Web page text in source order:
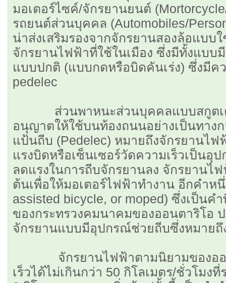
มอเตอร์ไซค์/จักรยานยนต์
รถยนต์ส่วนบุคคล (Automobiles/
น่าส่งเสริมรองจากจักรยานสองล้อแบ
จักรยานไฟฟ้าที่ใช้ในเมือง ซึ่งมีทั้งแบบ
แบบปกติ (แบบกดหรือบิดคันเร่ง) ซึ่งมีค
pedelec
ส่วนพาหนะส่วนบุคคลแบบสกูตเต
อนุญาตให้ใช้บนท้องถนนอย่างเป็นทาง
แป้นถีบ (Pedelec) หมายถึงจักรยานไฟ
แรงบิดหรือเซ็นเซอร์วัดความเร็วเป็น
ลดแรงในการถีบจักรยานลง จักรยานไ
ต้นเพื่อให้มอเตอร์ไฟฟ้าทำงาน อีกคำห
assisted bicycle, or moped) ซึ่งเป็นค
ของกระทรวงคมนาคมของออนตาริโอ
จักรยานแบบมีอุปกรณ์ช่วยถีบซึ่งหมาย
จักรยานไฟฟ้าตามนิยามของออ
เร็วได้ไม่เกินกว่า 50 กิโลเมตร/ชั่วโมง